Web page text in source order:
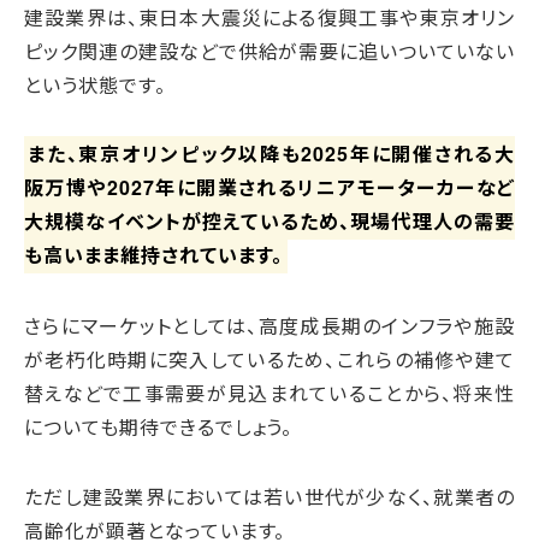
建設業界は、東日本大震災による復興工事や東京オリン
ピック関連の建設などで供給が需要に追いついていない
という状態です。
また、東京オリンピック以降も2025年に開催される大
阪万博や2027年に開業されるリニアモーターカーなど
大規模なイベントが控えているため、現場代理人の需要
も高いまま維持されています。
さらにマーケットとしては、高度成長期のインフラや施設
が老朽化時期に突入しているため、これらの補修や建て
替えなどで工事需要が見込まれていることから、将来性
についても期待できるでしょう。
ただし建設業界においては若い世代が少なく、就業者の
高齢化が顕著となっています。